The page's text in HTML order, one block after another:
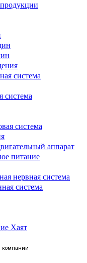
система
система
система
аппарат
питание
нервная система
система
компании